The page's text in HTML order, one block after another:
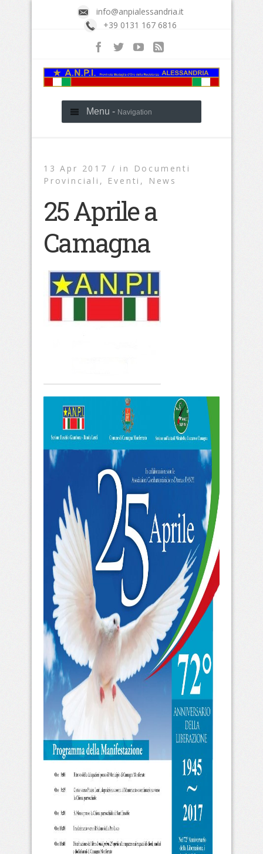
info@anpialessandria.it
+39 0131 167 6816
Menu - Navigation
13 Apr 2017 / in
Documenti
Provinciali , Eventi , News
25 Aprile a
Camagna